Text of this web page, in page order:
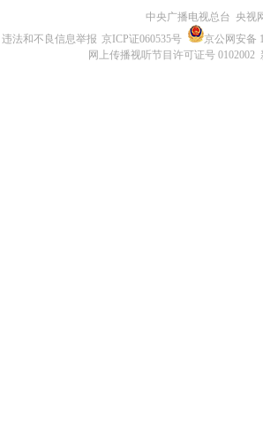
中央广播电视总台 央视
违法和不良信息举报 京ICP证060535号
京公网安备
网上传播视听节目许可证号 0102002